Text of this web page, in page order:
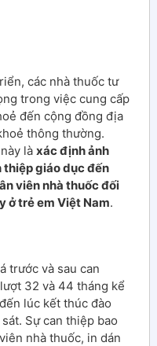
các nhà thuốc tư
trong việc cung cấp
đến cộng đồng địa
thông thường.
là xác định ảnh
giáo dục đến
viên nhà thuốc đối
ở trẻ em Việt Nam.
trước và sau can
32 và 44 tháng kể
lúc kết thúc đào
Sự can thiệp bao
nhà thuốc, in dán